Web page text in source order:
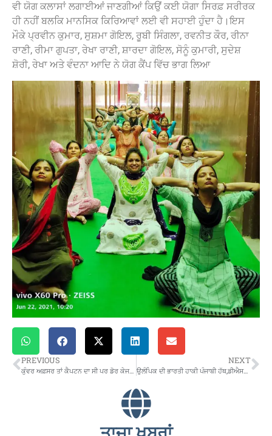
ਵੀ ਯੋਗ ਕਲਾਸਾਂ ਲਗਾਈਆਂ ਜਾਣਗੀਆਂ ਕਿਉਂ ਕਈ ਯੋਗਾ ਸਿਰਫ਼ ਸਰੀਰਕ
ਹੀ ਨਹੀਂ ਬਲਕਿ ਮਾਨਸਿਕ ਕਿਰਿਆਵਾਂ ਲਈ ਵੀ ਸਹਾਈ ਹੁੰਦਾ ਹੈ।ਇਸ
ਮੌਕੇ ਪ੍ਰਵੀਨ ਕੁਮਾਰ, ਸੁਸ਼ਮਾ ਗੋਇਲ, ਰੂਬੀ ਸਿੰਗਲਾ, ਰਵਨੀਤ ਕੌਰ, ਰੀਨਾ
ਰਾਣੀ, ਰੀਮਾ ਗੁਪਤਾ, ਰੇਖਾ ਰਾਣੀ, ਸ਼ਾਰਦਾ ਗੋਇਲ, ਸੋਨੂੰ ਕੁਮਾਰੀ, ਸੁਦੇਸ਼
ਸ਼ੋਰੀ, ਰੇਖਾ ਅਤੇ ਵੰਦਨਾ ਆਦਿ ਨੇ ਯੋਗ ਕੈਂਪ ਵਿੱਚ ਭਾਗ ਲਿਆ
PREVIOUS
ਕੁੰਵਰ ਅਫ਼ਸਰ ਤਾਂ ਕੈਪਟਨ ਦਾ ਸੀ ਪਰ ਡੋਰ ਕੇਜਰੀਵਾਲ ਦੇ ਹੱਥ ਰਹੀ
NEXT
ਉਲੰਪਿਕ ਦੀ ਭਾਰਤੀ ਹਾਕੀ ਪੰਜਾਬੀ ਹੱਥ,ਡੀਐਸਪੀ ਮਨਪ੍ਰੀਤ ਕਰੇਗਾ ਕਪਤਾਨੀ